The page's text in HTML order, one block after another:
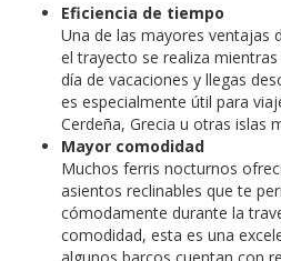
Eficiencia de tiempo
Una de las mayores ventajas
el trayecto se realiza
día de vacaciones y llegas
es especialmente útil para
Cerdeña, Grecia u otras islas
Mayor comodidad
Muchos ferris nocturnos
asientos reclinables que te
cómodamente durante la
comodidad, esta es una